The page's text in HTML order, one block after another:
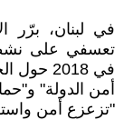
في لبنان، برّر
تعسفي على
في
أمن الدولة"
"تزعزع أمن